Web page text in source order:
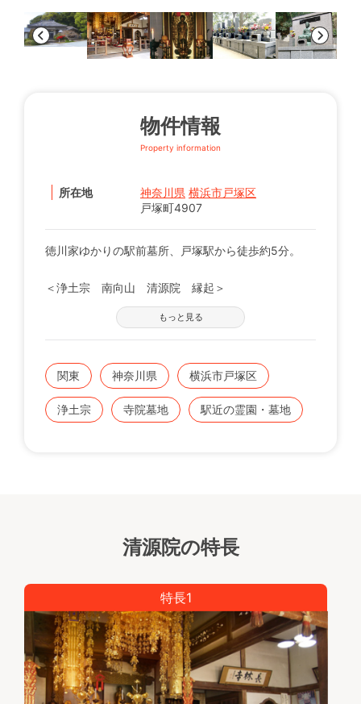
物件情報
Property information
所在地 神奈川県 横浜市戸塚区
戸塚町4907
徳川家ゆかりの駅前墓所、戸塚駅から徒歩約5分。
＜浄土宗 南向山 清源院 縁起＞
清源院の開基、徳川家康公の側女お万の方は四十余才
で仕を辞し、彦坂小刑部元正に預けられ岡津の草庵に
閑居していましたが、元和二年家康公のご不例を聞き
駿府に参上した際、安阿弥作の阿弥陀像一体を賜りま
した。 公がご他界の後、この像を安置するため勝地
を求めていたところ、幸い当寺地を得たので、元和六
年（1620年）に一宇を創建しました。
の大名行列が、槍を横にして通ったと伝えられていま
＜清源院 墓地について＞
・過去の宗旨・宗派は問いません
・清源院（浄土宗）の檀信徒になることが墓地使用の
条件です
・ご遺骨のない方でもお求めになれます
・清源院が手厚くご法要いたします
もっと見る
関東 神奈川県 横浜市戸塚区
浄土宗 寺院墓地 駅近の霊園・墓地
清源院の特長
特長1